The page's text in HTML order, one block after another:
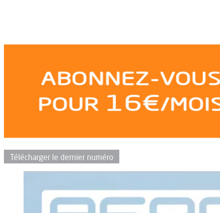
Télécharger le dernier numéro